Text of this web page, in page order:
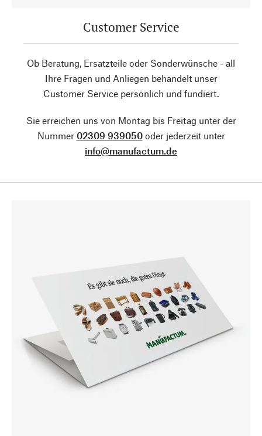
Customer Service
Ob Beratung, Ersatzteile oder Sonderwünsche - all
Ihre Fragen und Anliegen behandelt unser
Customer Service persönlich und fundiert.
Sie erreichen uns von Montag bis Freitag unter der
Nummer 02309 939050oder jederzeit unter
info@manufactum.de